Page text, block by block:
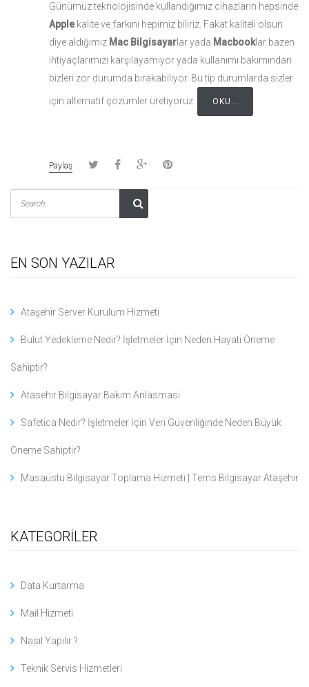
Günümüz teknolojisinde kullandığımız cihazların hepsinde
Applekalite ve farkını hepimiz biliriz. Fakat kaliteli olsun
diye aldığımız Mac Bilgisayar lar yada Macbooklar bazen
ihtiyaçlarımızı karşılayamıyor yada kullanımı bakımından
bizleri zor durumda bırakabiliyor. Bu tip durumlarda sizler
için alternatif çözümler üretiyoruz. OKU…
Paylaş
EN SON YAZILAR
Ataşehir Server Kurulum Hizmeti
Bulut Yedekleme Nedir? İşletmeler İçin Neden Hayati Öneme
Sahiptir?
Atasehir Bilgisayar Bakım Anlasmasi
Safetica Nedir? İşletmeler İçin Veri Güvenliğinde Neden Büyük
Öneme Sahiptir?
Masaüstü Bilgisayar Toplama Hizmeti | Tems Bilgisayar Ataşehir
KATEGORİLER
Data Kurtarma
Mail Hizmeti
Nasıl Yapılır ?
Teknik Servis Hizmetleri